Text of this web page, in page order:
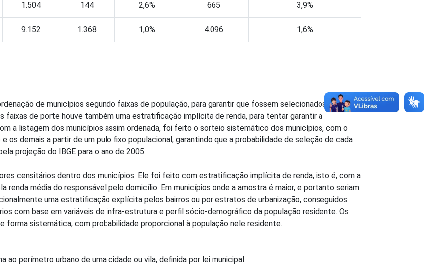
1.504 144 2,6% 665 3,9%
9.152 1.368 1,0% 4.096 1,6%
de municípios segundo faixas de população, para garantir que fossem selecionados
faixas de porte houve também uma estratificação implícita de renda, para tentar garantir a
a listagem dos municípios assim ordenada, foi feito o sorteio sistemático dos municípios, com o
os demais a partir de um pulo fixo populacional, garantindo que a probabilidade de seleção de cada
projeção do IBGE para o ano de 2005.
censitários dentro dos municípios. Ele foi feito com estratificação implícita de renda, isto é, com a
renda média do responsável pelo domicílio. Em municípios onde a amostra é maior, e portanto seriam
uma estratificação explícita pelos bairros ou por estratos de urbanização, conseguidos
com base em variáveis de infra-estrutura e perfil sócio-demográfico da população residente. Os
sistemática, com probabilidade proporcional à população nele residente.
ao perímetro urbano de uma cidade ou vila, definida por lei municipal.